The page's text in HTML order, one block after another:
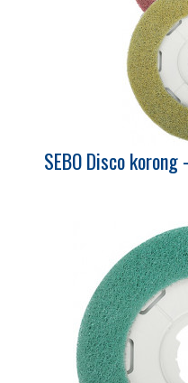
SEBO Disco